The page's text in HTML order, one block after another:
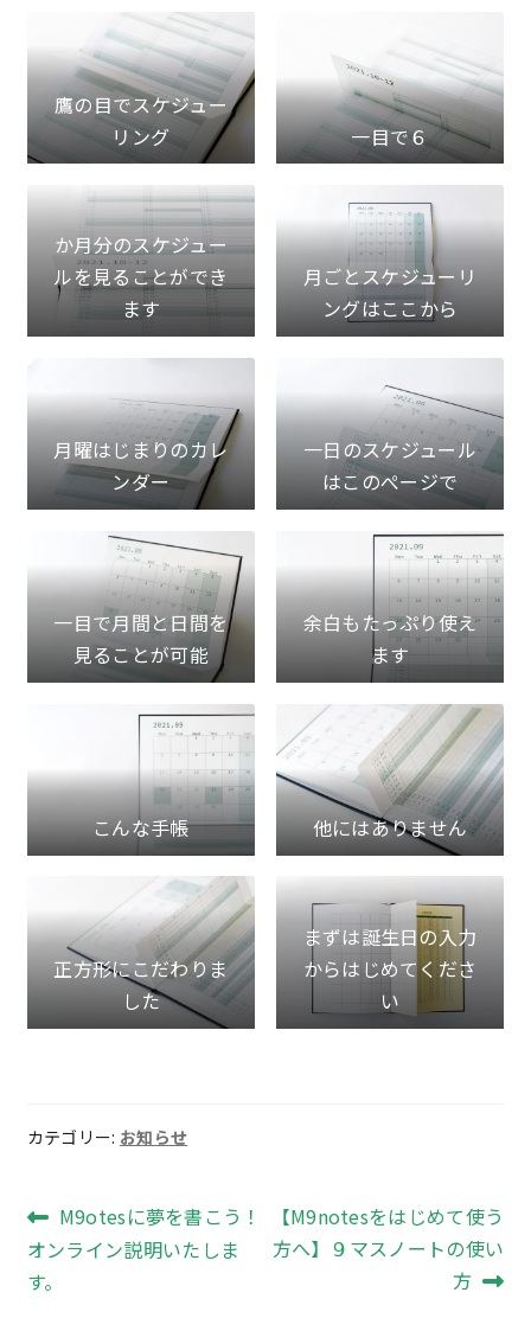
鷹の目でスケジュー
リング
一目で６
か月分のスケジュー
ルを見ることができ
ます
月ごとスケジューリ
ングはここから
月曜はじまりのカレ
ンダー
一日のスケジュール
はこのぺージで
一目で月間と日間を
見ることが可能
余白もたっぷり使え
ます
こんな手帳 他にはありません
正方形にこだわりま
した
まずは誕生日の入力
からはじめてくださ
い
カテゴリー: お知らせ
投
稿
前
の
M9otesに夢を書こう！
オンライン説明いたしま
す。
次
の
【M9notesをはじめて使う
方へ】９マスノートの使い
方